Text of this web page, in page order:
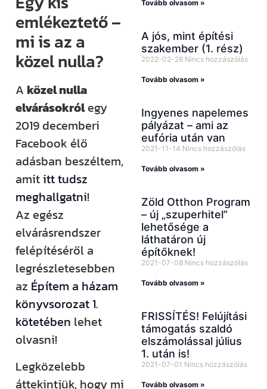
emlékeztető –
mi is az a
közel nulla?
A közel nulla
elvárásokrólegy
2019 decemberi
Facebook élő
adásban beszéltem,
amititt tudsz
meghallgatni!
Az egész
elvárásrendszer
felépítéséről a
legrészletesebben
az Építem a házam
könyvsorozat 1.
kötetében lehet
olvasni!
Legközelebb
áttekintjük, hogy mi
Tovább olvasom »
A jós, mint építési
szakember (1. rész)
2022-02-28 Nincs hozzászólás
Tovább olvasom »
Ingyenes napelemes
pályázat – ami az
eufória után van
2021-11-14 Nincs hozzászólás
Tovább olvasom »
Zöld Otthon Program
– új „szuperhitel”
lehetősége a
láthatáron új
építőknek!
2021-07-08 Nincs hozzászólás
Tovább olvasom »
FRISSÍTÉS! Felújítási
támogatás szaldó
elszámolással július
1. után is!
2021-07-01 Nincs hozzászólás
Tovább olvasom »